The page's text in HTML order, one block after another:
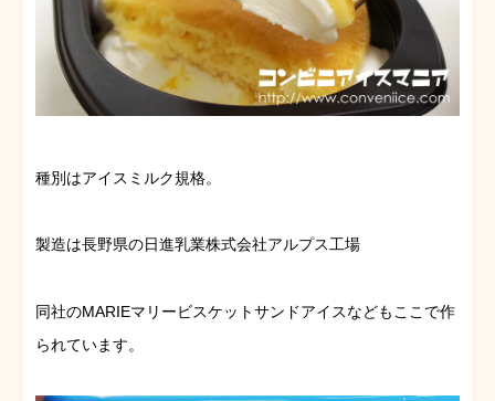
種別はアイスミルク規格。
製造は長野県の日進乳業株式会社アルプス工場
同社のMARIEマリービスケットサンドアイスなどもここで作
られています。